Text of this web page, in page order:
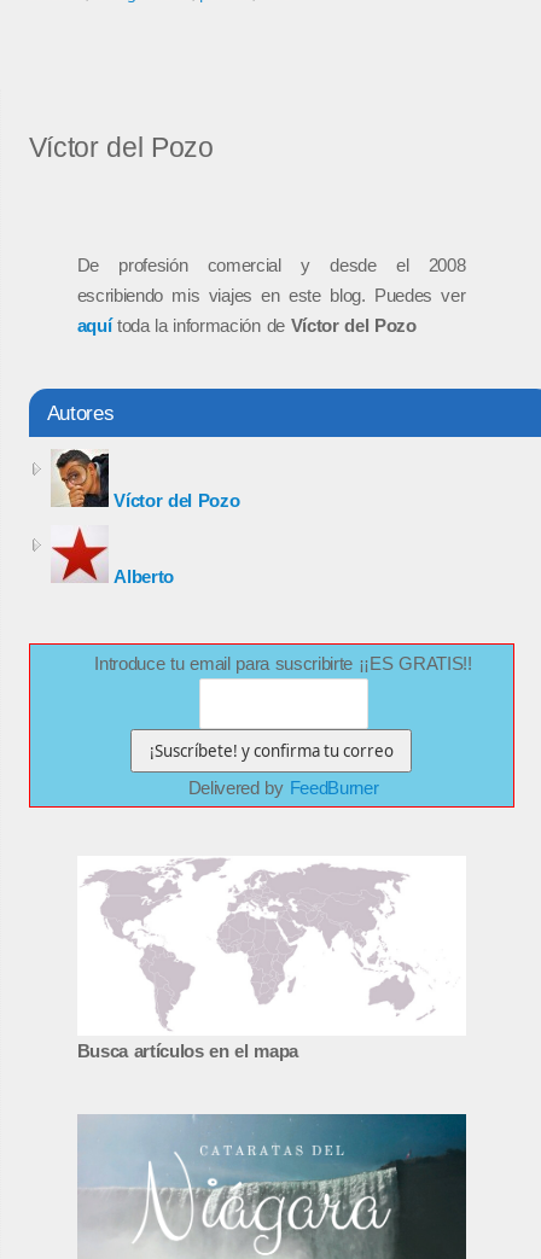
Víctor del Pozo
De profesión comercial y desde el 2008
escribiendo mis viajes en este blog. Puedes ver
aquítoda la información de Víctor del Pozo
Autores
Víctor del Pozo
Alberto
Introduce tu email para suscribirte ¡¡ES GRATIS!!
Delivered by FeedBurner
Busca artículos en el mapa